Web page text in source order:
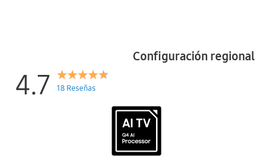
Configuración regional
4.7 18 Reseñas